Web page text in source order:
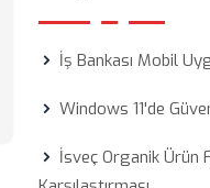
İş Bankası Mobil
Windows 11'de
İsveç Organik Ürün